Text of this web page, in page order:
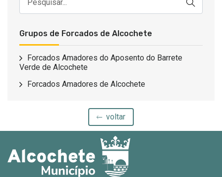
Grupos de Forcados de Alcochete
Forcados Amadores do Aposento do Barrete
Verde de Alcochete
Forcados Amadores de Alcochete
voltar